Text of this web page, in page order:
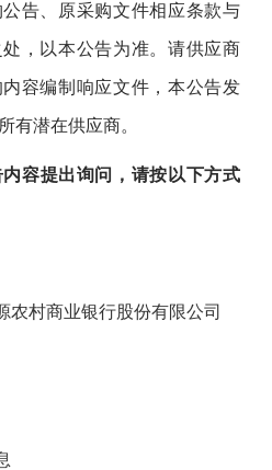
告、原采购文件相应条款与
，以本公告为准。请供应商
容编制响应文件，本公告发
有潜在供应商。
容提出询问，请按以下方式
农村商业银行股份有限公司